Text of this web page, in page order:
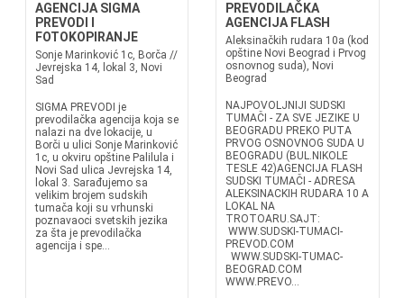
AGENCIJA SIGMA
PREVODI I
FOTOKOPIRANJE
Sonje Marinković 1c, Borča //
Jevrejska 14, lokal 3, Novi
Sad
SIGMA PREVODI je
prevodilačka agencija koja se
nalazi na dve lokacije, u
Borči u ulici Sonje Marinković
1c, u okviru opštine Palilula i
Novi Sad ulica Jevrejska 14,
lokal 3. Sarađujemo sa
velikim brojem sudskih
tumača koji su vrhunski
poznavaoci svetskih jezika
za šta je prevodilačka
agencija i spe...
PREVODILAČKA
AGENCIJA FLASH
Aleksinačkih rudara 10a (kod
opštine Novi Beograd i Prvog
osnovnog suda), Novi
Beograd
NAJPOVOLJNIJI SUDSKI
TUMAČI - ZA SVE JEZIKE U
BEOGRADU PREKO PUTA
PRVOG OSNOVNOG SUDA U
BEOGRADU (BUL.NIKOLE
TESLE 42)AGENCIJA FLASH
SUDSKI TUMAČI - ADRESA
ALEKSINACKIH RUDARA 10 A
LOKAL NA
TROTOARU.SAJT:
WWW.SUDSKI-TUMACI-
PREVOD.COM
WWW.SUDSKI-TUMAC-
BEOGRAD.COM
WWW.PREVO...